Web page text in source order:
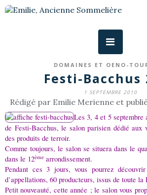
DOMAINES ET OENO-
Festi-Bacchus
1 SEPTEMBRE 2010
Rédigé par Emilie Merienne et
Les 3, 4 et 5 septembre
de Festi-Bacchus, le salon parisien dédié
des produits de terroir.
Comme toujours, le salon se situera dans le
dans le 12ème arrondissement.
Pendant ces 3 jours, vous pourrez
d’appellations, 60 producteurs, issus de toute la
Petit nouveauté, cette année ; le salon vous